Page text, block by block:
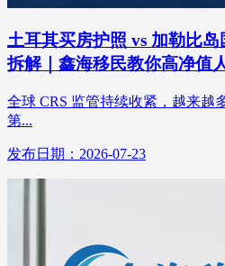
土耳其买房护照 vs 加勒比
拆解｜鑫海移民教你高净值
全球 CRS 监管持续收紧，越来越
第...
发布日期：2026-07-23